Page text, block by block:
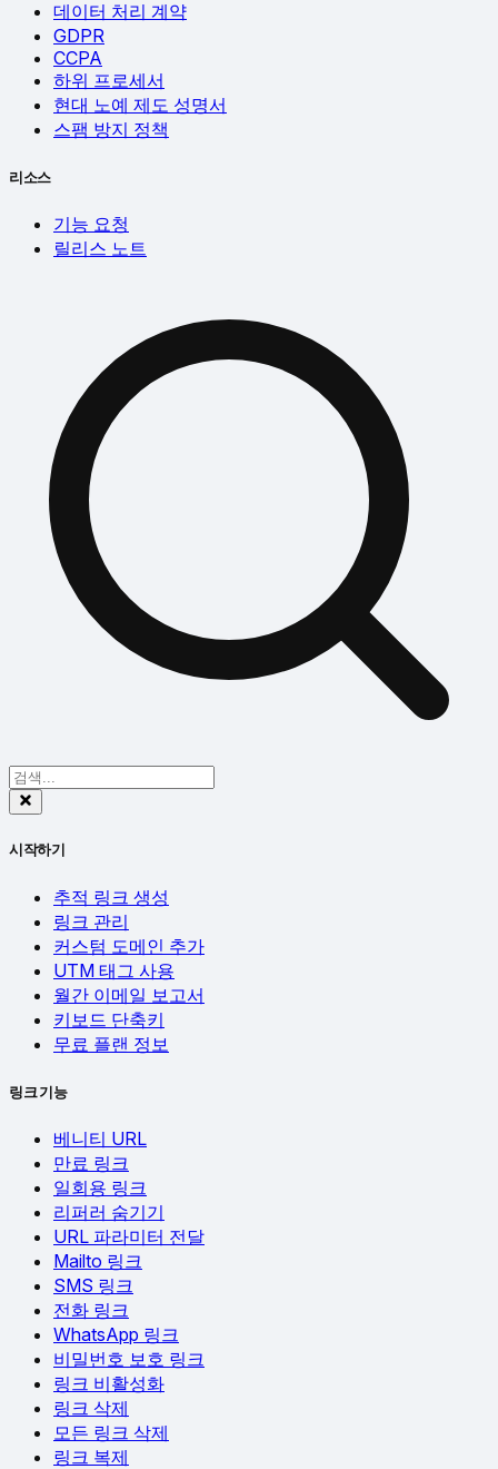
데이터 처리 계약
GDPR
CCPA
하위 프로세서
현대 노예 제도 성명서
스팸 방지 정책
리소스
기능 요청
릴리스 노트
시작하기
추적 링크 생성
링크 관리
커스텀 도메인 추가
UTM 태그 사용
월간 이메일 보고서
키보드 단축키
무료 플랜 정보
링크 기능
베니티 URL
만료 링크
일회용 링크
리퍼러 숨기기
URL 파라미터 전달
Mailto 링크
SMS 링크
전화 링크
WhatsApp 링크
비밀번호 보호 링크
링크 비활성화
링크 삭제
모든 링크 삭제
링크 복제